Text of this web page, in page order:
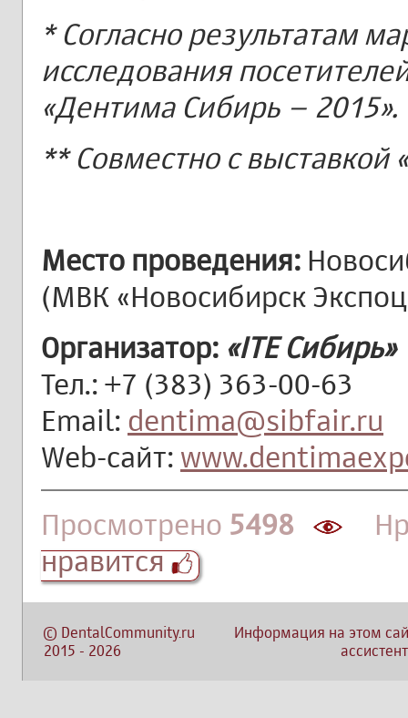
* Согласно результатам
исследования
«Дентима Сибирь – 2015».
** Совместно с
Место проведения:
(МВК «Новосибирск
Организатор: «ITE Сибирь»
Тел.: +7 (383) 363-00-63
Email: dentima@sibfair.ru
Web-сайт:
Просмотрено 5498
нравится
© DentalCommunity.ru
2015 - 2026
Информация на этом